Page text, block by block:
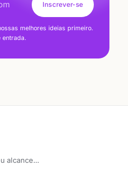
Inscrever-se
melhores ideias primeiro.
entrada.
alcance...